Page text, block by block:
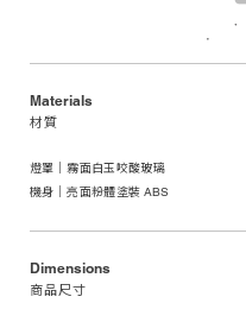
Materials
材質
燈罩｜霧面白玉咬酸玻璃
機身｜亮面粉體塗裝 ABS
Dimensions
商品尺寸